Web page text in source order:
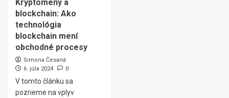
Kryptomeny a
blockchain: Ako
technológia
blockchain mení
obchodné procesy
Simona Česaná
6. júla 2024
0
V tomto článku sa
pozrieme na vplyv